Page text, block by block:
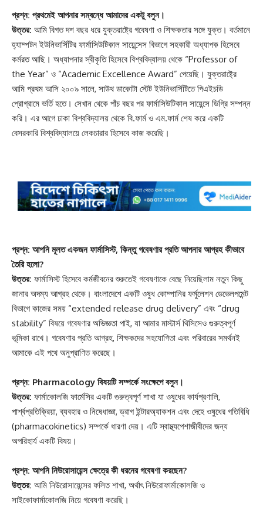
প্রশ্ন: প্রথমেই আপনার সম্বন্ধে আমাদের একটু বলুন।
উত্তর: আমি বিগত দশ বছর ধরে যুক্তরাষ্ট্রে গবেষণা ও শিক্ষকতার সঙ্গে যুক্ত। বর্তমানে
হ্যাম্পটন ইউনিভার্সিটির ফার্মাসিউটিকাল সায়েন্সেস বিভাগে সহকারী অধ্যাপক হিসেবে
কর্মরত আছি। অধ্যাপনার স্বীকৃতি হিসেবে বিশ্ববিদ্যালয় থেকে “Professor of
the Year” ও “Academic Excellence Award” পেয়েছি। যুক্তরাষ্ট্রে
আমি প্রথম আসি ২০০৯ সালে, সাউথ ডাকোটা স্টেট ইউনিভার্সিটিতে পিএইচডি
প্রোগ্রামে ভর্তি হতে। সেখান থেকে পাঁচ বছর পর ফার্মাসিউটিকাল সায়েন্সে ডিগ্রি সম্পন্ন
করি। এর আগে ঢাকা বিশ্ববিদ্যালয় থেকে বি.ফার্ম ও এম.ফার্ম শেষ করে একটি
বেসরকারি বিশ্ববিদ্যালয়ে লেকচারার হিসেবে কাজ করেছি।
প্রশ্ন: আপনি মূলত একজন ফার্মাসিস্ট, কিন্তু গবেষণার প্রতি আপনার আগ্রহ কীভাবে
তৈরি হলো?
উত্তর: ফার্মাসিস্ট হিসেবে কর্মজীবনের শুরুতেই গবেষণাকে বেছে নিয়েছিলাম নতুন কিছু
জানার অদম্য আগ্রহ থেকে। বাংলাদেশে একটি ওষুধ কোম্পানির ফর্মুলেশন ডেভেলপমেন্ট
বিভাগে কাজের সময় “extended release drug delivery” এবং “drug
stability” বিষয়ে গবেষণার অভিজ্ঞতা পাই, যা আমার মাস্টার্স থিসিসেও গুরুত্বপূর্ণ
ভূমিকা রাখে। গবেষণার প্রতি আগ্রহ, শিক্ষকদের সহযোগিতা এবং পরিবারের সমর্থনই
আমাকে এই পথে অনুপ্রাণিত করেছে।
প্রশ্ন: Pharmacology বিষয়টি সম্পর্কে সংক্ষেপে বলুন।
উত্তর: ফার্মাকোলজি ফার্মেসির একটি গুরুত্বপূর্ণ শাখা যা ওষুধের কার্যপ্রণালি,
পার্শ্বপ্রতিক্রিয়া, ব্যবহার ও নিষেধাজ্ঞা, ড্রাগ ইন্টারঅ্যাকশন এবং দেহে ওষুধের গতিবিধি
(pharmacokinetics) সম্পর্কে ধারণা দেয়। এটি স্বাস্থ্যপেশাজীবীদের জন্য
অপরিহার্য একটি বিষয়।
প্রশ্ন: আপনি নিউরোসায়েন্স ক্ষেত্রে কী ধরনের গবেষণা করছেন?
উত্তর: আমি নিউরোসায়েন্সের ফলিত শাখা, অর্থাৎ নিউরোফার্মাকোলজি ও
সাইকোফার্মাকোলজি নিয়ে গবেষণা করেছি।